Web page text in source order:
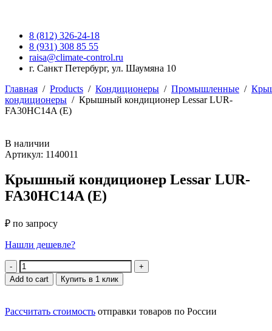
8 (812) 326-24-18
8 (931) 308 85 55
raisa@climate-control.ru
г. Санкт Петербург, ул. Шаумяна 10
Главная / Products / Кондиционеры / Промышленные /
кондиционеры / Крышный кондиционер Lessar LUR-
FA30HC14A (E)
В наличии
Артикул: 1140011
Крышный кондиционер Lessar LUR-
FA30HC14A (E)
₽ по запросу
Нашли дешевле?
Quantity
Add to cart Купить в 1 клик
Рассчитать стоимость отправки товаров по России